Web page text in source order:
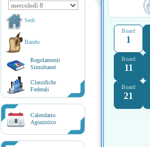
Sedi
Bando
Regolamenti
Simultanei
Classifiche
Federali
8
Calendario
Agonistico
Board
1
Board
11
Board
21